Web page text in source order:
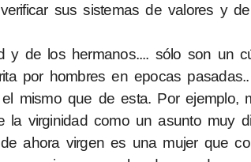
sus sistemas de valores y
y de los hermanos.... sólo son un
por hombres en epocas
mismo que de esta. Por ejemplo,
la virginidad como un asunto muy
ahora virgen es una mujer que